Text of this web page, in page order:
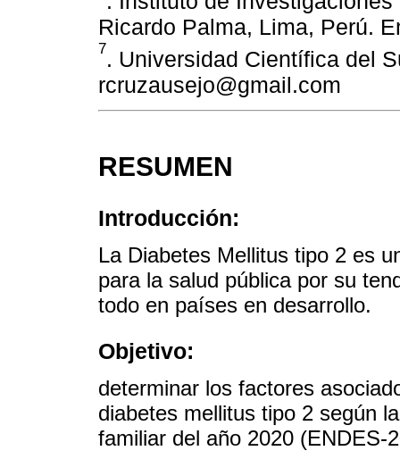
Ricardo Palma, Lima, Perú.
7. Universidad Científica del
rcruzausejo@gmail.com
RESUMEN
Introducción:
La Diabetes Mellitus tipo 2 es
para la salud pública por su
todo en países en desarrollo.
Objetivo:
determinar los factores
diabetes mellitus tipo 2 según
familiar del año 2020 (ENDES-